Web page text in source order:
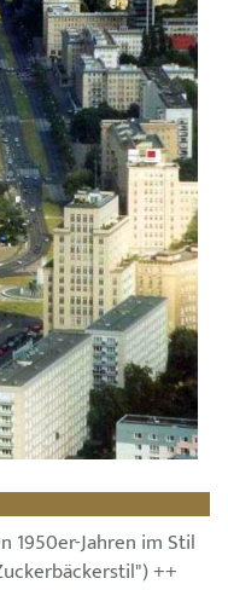
1950er-Jahren im Stil
++